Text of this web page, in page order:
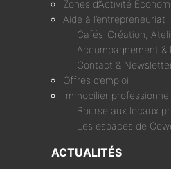
Zones d’Activité
Aide à l’entrepreneuriat
Cafés-Création,
Accompagnement &
Contact &
Offres d’emploi
Immobilier professionnel
Bourse aux locaux
Les espaces de
ACTUALITÉS